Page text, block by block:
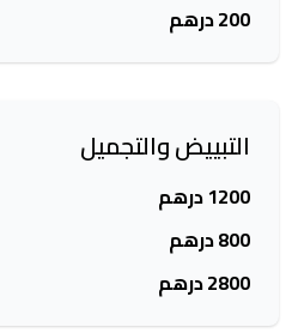
200 درهم
التبييض والتجميل
1200 درهم
800 درهم
2800 درهم